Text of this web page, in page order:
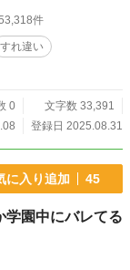
た｢真実｣を。 捨て
くしが、未来を選び直
件
すれ違い
0
文字数 33,391
登録日 2025.08.31
に入り追加 45
学園中にバレてる